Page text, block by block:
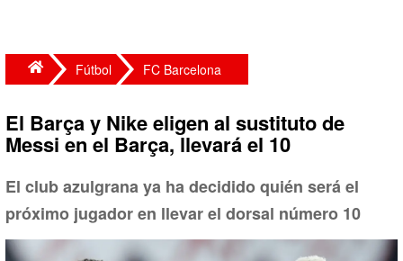
Fútbol FC Barcelona
El Barça y Nike eligen al sustituto de
Messi en el Barça, llevará el 10
El club azulgrana ya ha decidido quién será el
próximo jugador en llevar el dorsal número 10